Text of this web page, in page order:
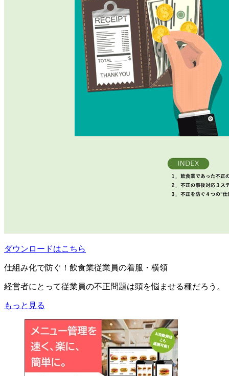
ダウンロードはこちら
仕組み化で防ぐ！飲食業従業員の着服・横領
経営者にとって従業員の不正問題は頭を悩ませる種だろう。
もっと見る